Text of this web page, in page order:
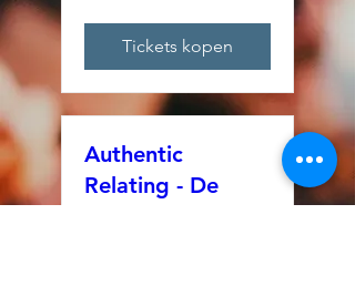
Tickets kopen
Authentic
Relating - De